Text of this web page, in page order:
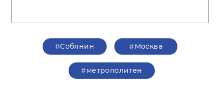
#Собянин #Москва
#метрополитен